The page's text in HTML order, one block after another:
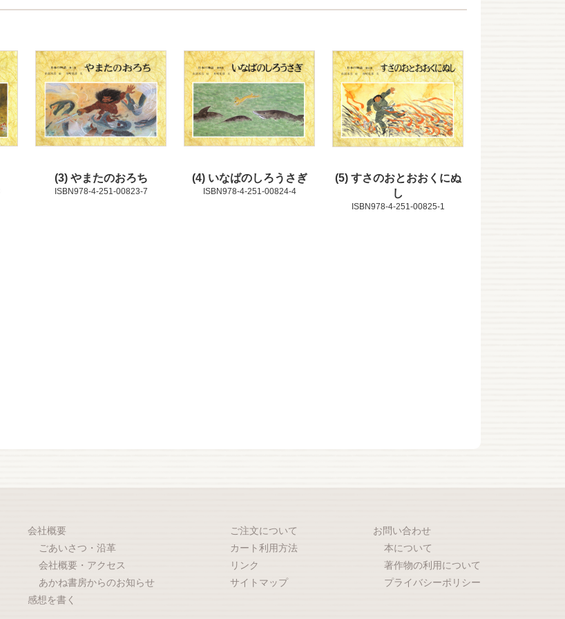
3 やまたのおろち
ISBN978-4-251-00823-7
4 いなばのしろうさぎ
ISBN978-4-251-00824-4
5 すさのおとおおくにぬ
し
ISBN978-4-251-00825-1
会社概要
ごあいさつ・沿革
会社概要・アクセス
あかね書房からのお知らせ
感想を書く
ご注文について
カート利用方法
リンク
サイトマップ
お問い合わせ
本について
著作物の利用について
プライバシーポリシー